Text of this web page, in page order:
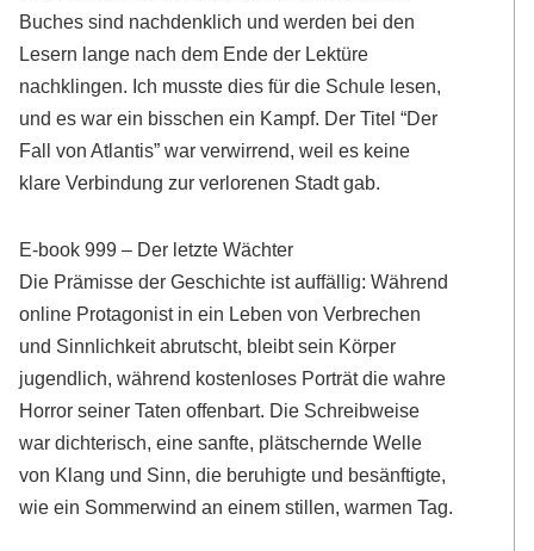
Buches sind nachdenklich und werden bei den
Lesern lange nach dem Ende der Lektüre
nachklingen. Ich musste dies für die Schule lesen,
und es war ein bisschen ein Kampf. Der Titel “Der
Fall von Atlantis” war verwirrend, weil es keine
klare Verbindung zur verlorenen Stadt gab.
E-book 999 – Der letzte Wächter
Die Prämisse der Geschichte ist auffällig: Während
online Protagonist in ein Leben von Verbrechen
und Sinnlichkeit abrutscht, bleibt sein Körper
jugendlich, während kostenloses Porträt die wahre
Horror seiner Taten offenbart. Die Schreibweise
war dichterisch, eine sanfte, plätschernde Welle
von Klang und Sinn, die beruhigte und besänftigte,
wie ein Sommerwind an einem stillen, warmen Tag.